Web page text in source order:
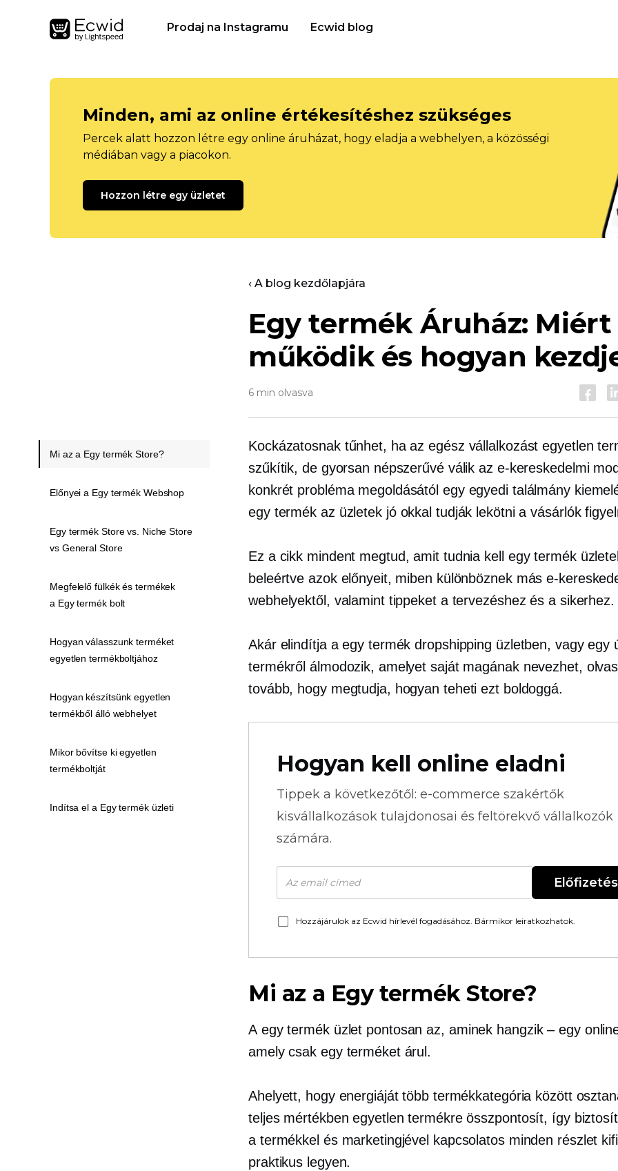
Prodaj na Instagramu Ecwid blog
Minden, ami az online értékesítéshez szükséges
Percek alatt hozzon létre egy online áruházat, hogy eladja a webhelyen, a közösségi
médiában vagy a piacokon.
Hozzon létre egy üzletet
‹ A blog kezdőlapjára
Egy termékÁruház: Miért
működik és hogyan
6 min olvasva
Kockázatosnak tűnhet, ha az egész vállalkozást egyetlen
szűkítik, de gyorsan népszerűvé válik az e-kereskedelmi
konkrét probléma megoldásától egy egyedi találmány
egy termék az üzletek jó okkal tudják lekötni a vásárlók
Ez a cikk mindent megtud, amit tudnia kell egy termék
beleértve azok előnyeit, miben különböznek más e-
webhelyektől, valamint tippeket a tervezéshez és a sikerhez.
Akár elindítja aegy termék dropshipping üzletben, vagy egy
termékről álmodozik, amelyet saját magának nevezhet,
tovább, hogy megtudja, hogyan teheti ezt boldoggá.
Hogyan kell online eladni
Tippek a következőtől: e-commerce szakértők
kisvállalkozások tulajdonosai és feltörekvő vállalkozók
számára.
Előfizetés
Hozzájárulok az Ecwid hírlevél fogadásához. Bármikor leiratkozhatok.
Mi az a Egy termékStore?
A egy terméküzlet pontosan az, aminek hangzik – egy
amely csak egy terméket árul.
Ahelyett, hogy energiáját több termékkategória között
teljes mértékben egyetlen termékre összpontosít, így
a termékkel és marketingjével kapcsolatos minden részlet
praktikus legyen.
Mi az a Egy termék Store?
Előnyei a Egy termék Webshop
Egy termék Store vs. Niche Store
vs General Store
Megfelelő fülkék és termékek
a Egy termék bolt
Hogyan válasszunk terméket
egyetlen termékboltjához
Hogyan készítsünk egyetlen
termékből álló webhelyet
Mikor bővítse ki egyetlen
termékboltját
Indítsa el a Egy termék üzleti